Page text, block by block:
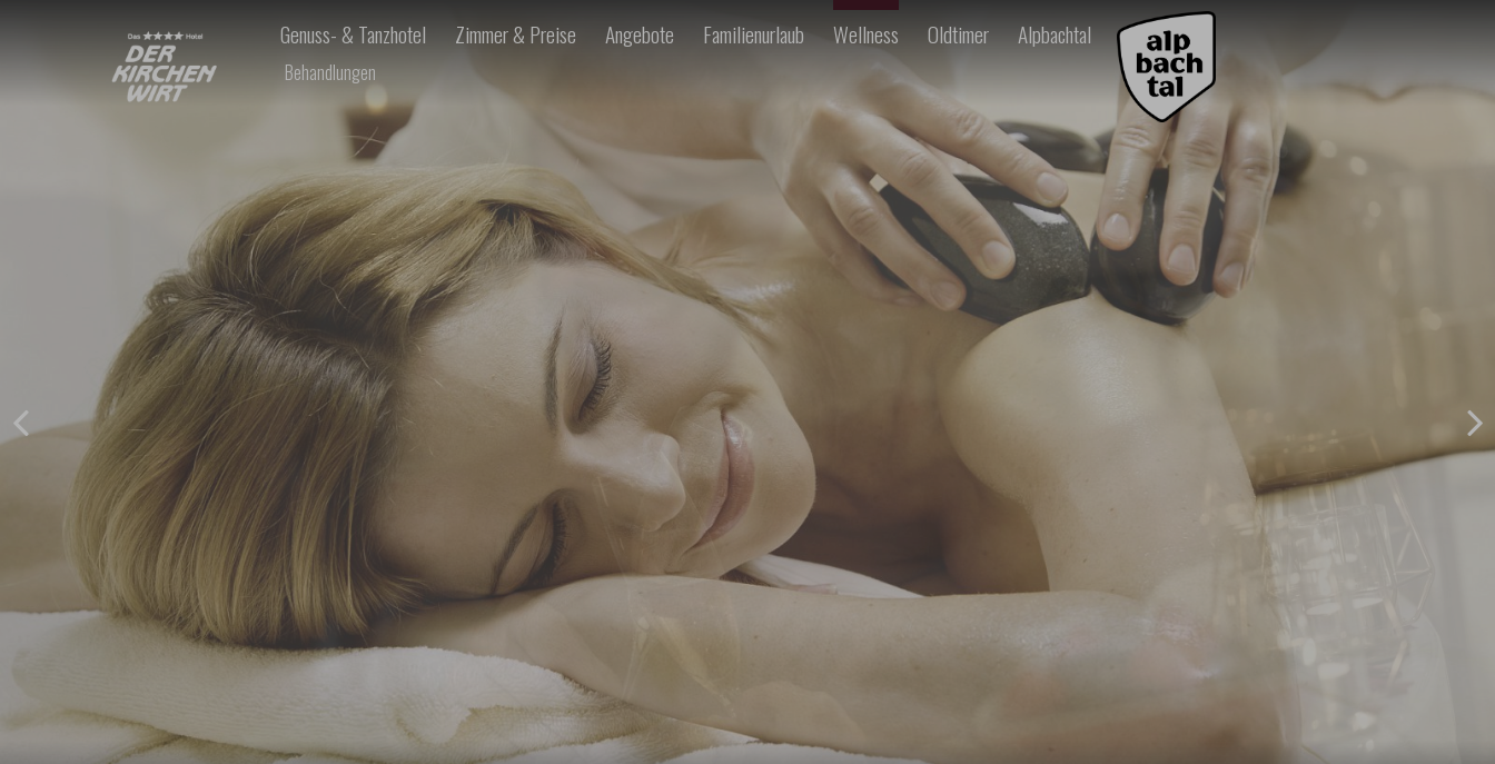
Genuss- & Tanzhotel Zimmer & Preise Angebote Familienurlaub Wellness Oldtimer Alpbachtal
Behandlungen